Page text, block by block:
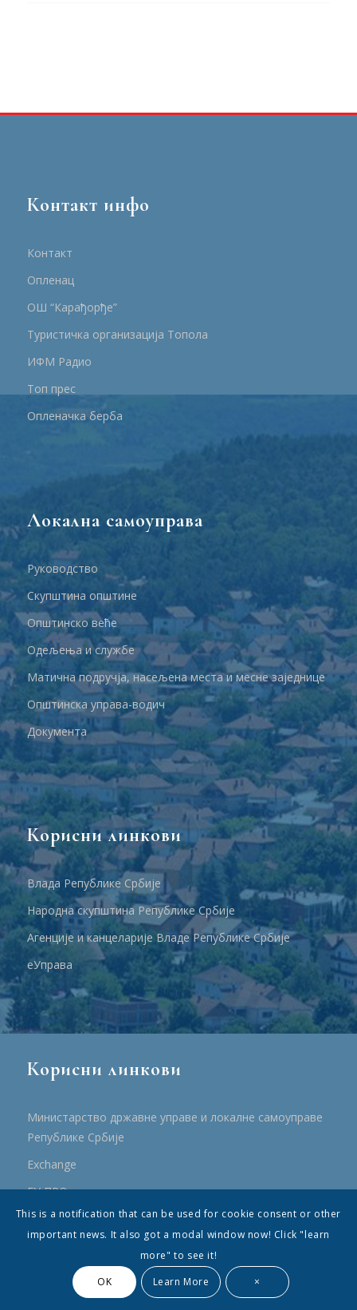
Контакт инфо
Контакт
Опленац
ОШ “Карађорђе”
Туристичка организација Топола
ИФМ Радио
Топ прес
Опленачка берба
Локална самоуправа
Руководство
Скупштина општине
Општинско веће
Одељења и службе
Матична подручја, насељена места и месне заједнице
Општинска управа-водич
Документа
Корисни линкови
Влада Републике Србије
Народна скупштина Републике Србије
Агенције и канцеларије Владе Републике Србије
еУправа
Корисни линкови
Министарство државне управе и локалне самоуправе
Републике Србије
Еxchange
ЕУ ПРО
ПРРР
© Општина Топола - Сва права су садржана
This is a notification that can be used for cookie consent or other
important news. It also got a modal window now! Click "learn
more" to see it!
OK
Learn More ×